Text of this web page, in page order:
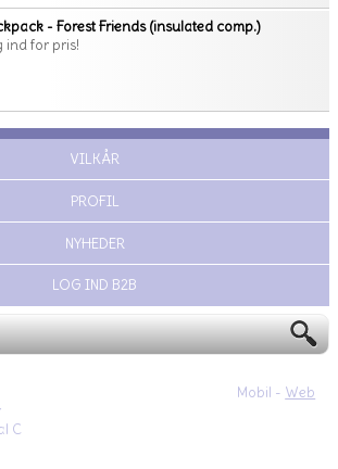
- Forest Friends (insulated comp.)
ind for pris!
VILKÅR
PROFIL
NYHEDER
LOG IND B2B
Mobil - Web
C